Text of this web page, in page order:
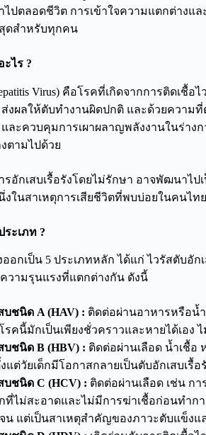
ไปตลอดชีวิต การเข้าใจความแตกต่างแ
ดสำหรับทุกคน
ไร ?
Virus) คือโรคที่เกิดจากการติดเชื้อ
ส่งผลให้ตับทำงานผิดปกติ และด้วยควา
ละควบคุมการเผาผลาญพลังงานในร่างก
ตามไปด้วย
รอักเสบเรื้อรังโดยไม่รักษา อาจพัฒนาไ
งในสาเหตุการเสียชีวิตที่พบบ่อยในคนไทย
ระเภท ?
อกเป็น 5 ประเภทหลัก ได้แก่ ไวรัสตับอั
วามรุนแรงที่แตกต่างกัน ดังนี้
บชนิด A (HAV) : ติดต่อผ่านอาหารหรือน้
คนี้มักเป็นเพียงชั่วคราวและหายได้เอง
บชนิด B (HBV) : ติดต่อผ่านเลือด น้ำเชื้อ
แต่วัยเด็กมีโอกาสกลายเป็นตับอักเสบเรื้อ
บชนิด C (HCV) : ติดต่อผ่านเลือด เช่น ก
ไม่สะอาดและไม่มีการฆ่าเชื้อก่อนทำก
น แต่เป็นสาเหตุสำคัญของภาวะตับแข็งแ